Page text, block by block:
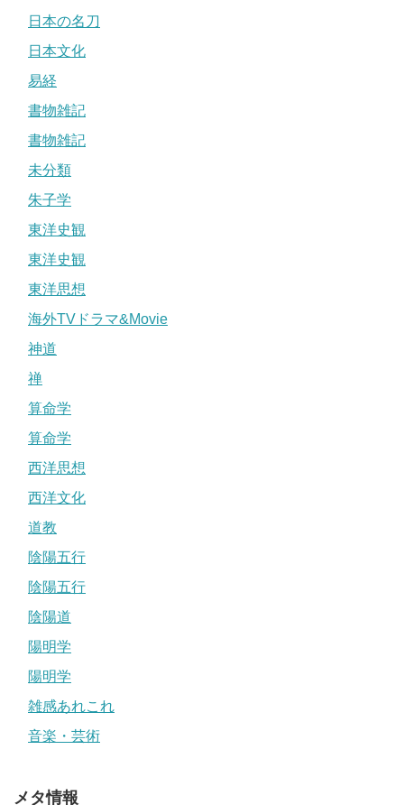
日本の名刀
日本文化
易経
書物雑記
書物雑記
未分類
朱子学
東洋史観
東洋史観
東洋思想
海外TVドラマ&Movie
神道
禅
算命学
算命学
西洋思想
西洋文化
道教
陰陽五行
陰陽五行
陰陽道
陽明学
陽明学
雑感あれこれ
音楽・芸術
メタ情報